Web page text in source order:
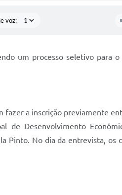
voz:
um processo seletivo para
a inscrição previamente
de Desenvolvimento
Pinto. No dia da entrevista,